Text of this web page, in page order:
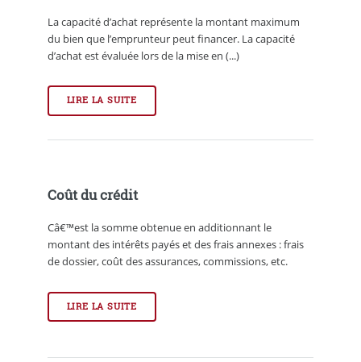
La capacité d’achat représente la montant maximum
du bien que l’emprunteur peut financer. La capacité
d’achat est évaluée lors de la mise en (...)
LIRE LA SUITE
Coût du crédit
Câ€™est la somme obtenue en additionnant le
montant des intérêts payés et des frais annexes : frais
de dossier, coût des assurances, commissions, etc.
LIRE LA SUITE